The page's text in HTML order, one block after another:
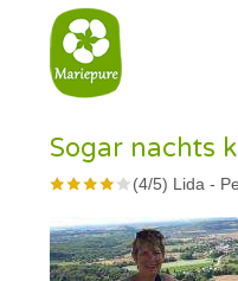
Sogar nachts
(4/5) Lida -